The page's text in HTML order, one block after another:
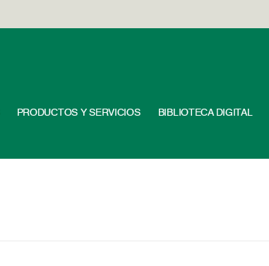
PRODUCTOS Y SERVICIOS BIBLIOTECA DIGITAL